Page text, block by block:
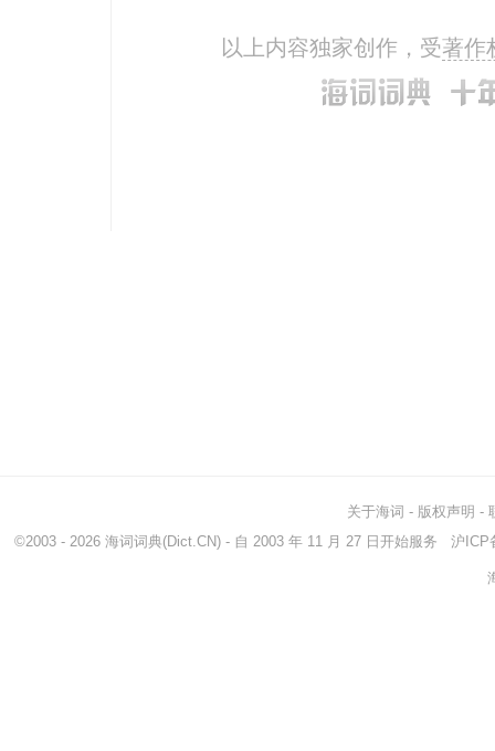
以上内容独家创作，受著作
关于海词 - 版权声明 -
©2003 - 2026 海词词典(Dict.CN) - 自 2003 年 11 月 27 日开始服务 沪ICP